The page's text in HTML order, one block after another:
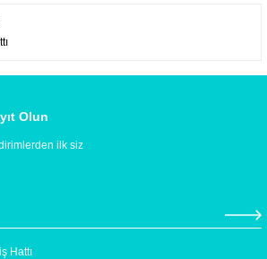
Olun
ilk siz
Hattı